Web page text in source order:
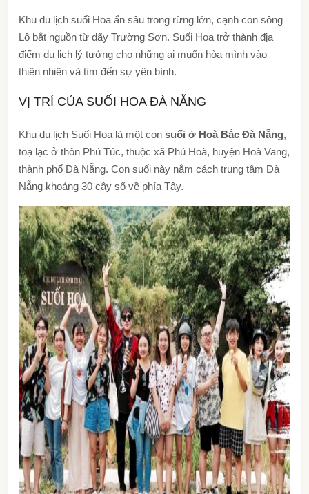
Khu du lịch suối Hoa ẩn sâu trong rừng lớn, cạnh con sông
Lô bắt nguồn từ dãy Trường Sơn. Suối Hoa trở thành địa
điểm du lịch lý tưởng cho những ai muốn hòa mình vào
thiên nhiên và tìm đến sự yên bình.
VỊ TRÍ CỦA SUỐI HOA ĐÀ NẴNG
Khu du lịch Suối Hoa là một con suối ở Hoà Bắc Đà Nẵng,
toạ lạc ở thôn Phú Túc, thuộc xã Phú Hoà, huyện Hoà Vang,
thành phố Đà Nẵng. Con suối này nằm cách trung tâm Đà
Nẵng khoảng 30 cây số về phía Tây.